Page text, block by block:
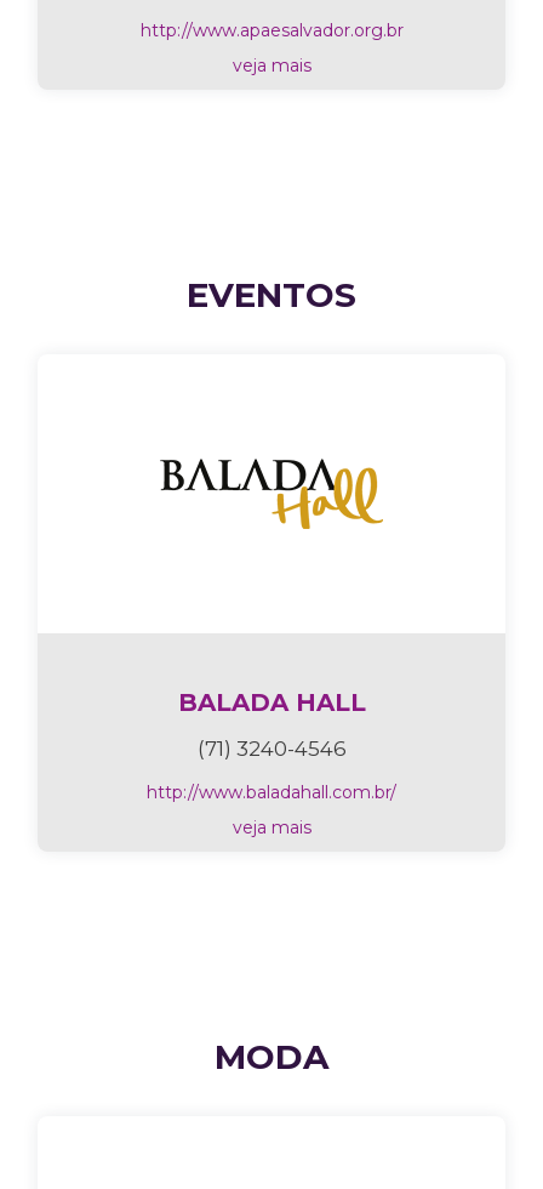
http://www.apaesalvador.org.br
veja mais
EVENTOS
BALADA HALL
(71) 3240-4546
http://www.baladahall.com.br/
veja mais
MODA